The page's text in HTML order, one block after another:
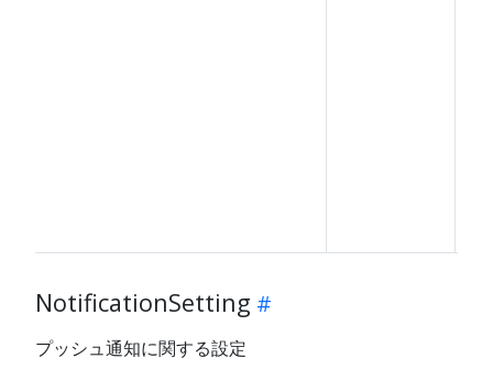
NotificationSetting
プッシュ通知に関する設定